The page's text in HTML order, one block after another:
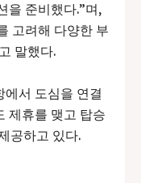
을 준비했다.”며,
고려해 다양한 부
말했다.
에서 도심을 연결
제휴를 맺고 탑승
공하고 있다.